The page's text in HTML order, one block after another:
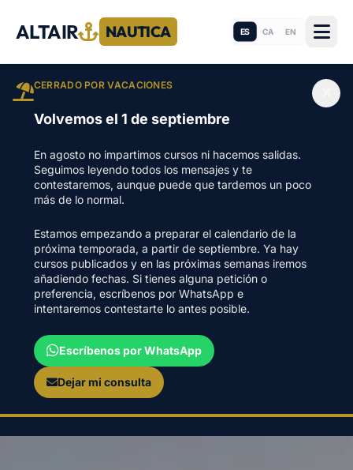
ALTAIR NAUTICA ES CA EN
CERRADO POR VACACIONES
Volvemos el 1 de septiembre
En agosto no impartimos cursos ni hacemos salidas.
Seguimos leyendo todos los mensajes y te
contestaremos, aunque puede que tardemos un poco
más de lo normal.
Estamos empezando a preparar el calendario de la
próxima temporada, a partir de septiembre. Ya hay
cursos publicados y en las próximas semanas iremos
añadiendo fechas. Si tienes alguna petición o
preferencia, escríbenos por WhatsApp e
intentaremos contestarte lo antes posible.
Escríbenos por WhatsApp
Dejar mi consulta